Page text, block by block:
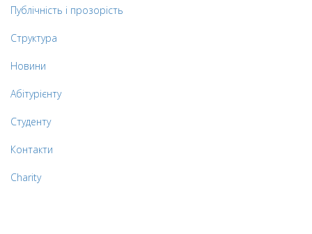
Публічність і прозорість
Структура
Новини
Абітурієнту
Студенту
Контакти
Charity